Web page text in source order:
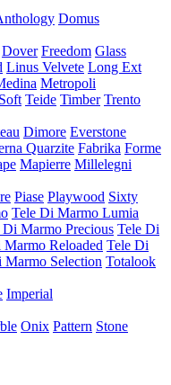
Domus
Dover Freedom Glass
Linus Velvete Long Ext
Metropoli
Soft Teide Timber Trento
Dimore Everstone
Quarzite Fabrika Forme
Mapierre Millelegni
Piase Playwood Sixty
Tele Di Marmo Lumia
Di Marmo Precious Tele Di
Reloaded Tele Di
Marmo Selection Totalook
Imperial
Onix Pattern Stone